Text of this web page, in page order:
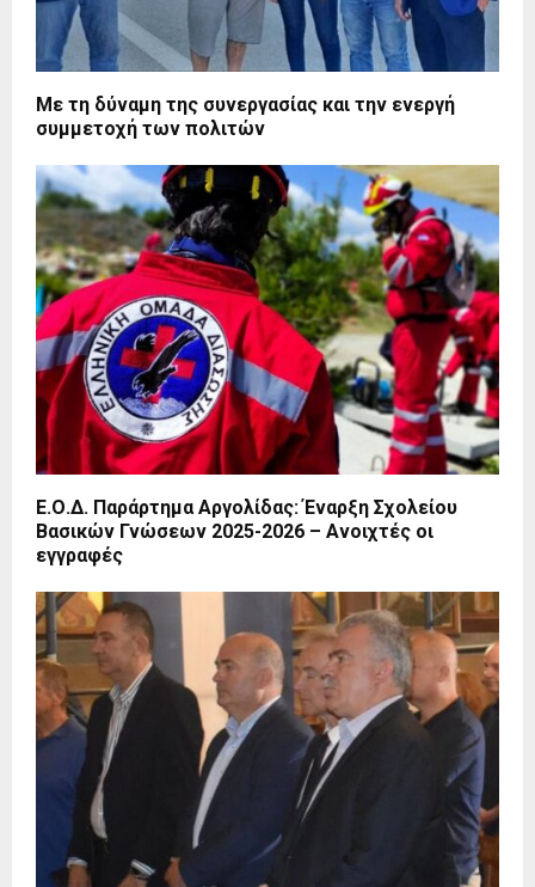
Με τη δύναμη της συνεργασίας και την ενεργή
συμμετοχή των πολιτών
Ε.Ο.Δ. Παράρτημα Αργολίδας: Έναρξη Σχολείου
Βασικών Γνώσεων 2025-2026 – Ανοιχτές οι
εγγραφές